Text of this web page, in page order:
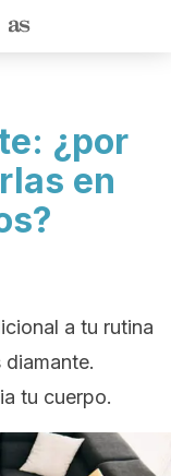
¿por
en
a tu rutina
tu cuerpo.